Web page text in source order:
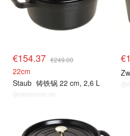
€154.37 €249.00
22cm
Staub 铸铁锅 22 cm, 2,6 L
@dealmoon.de